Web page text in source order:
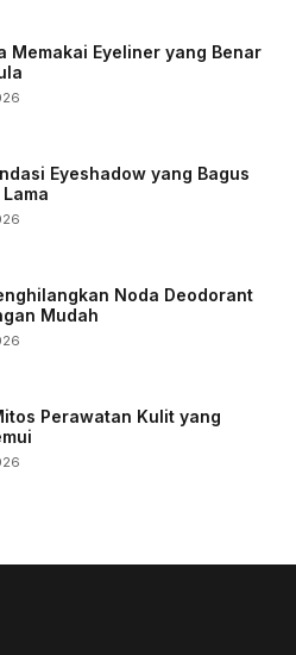
Memakai Eyeliner yang Benar
Eyeshadow yang Bagus
Noda Deodorant
Mudah
Perawatan Kulit yang